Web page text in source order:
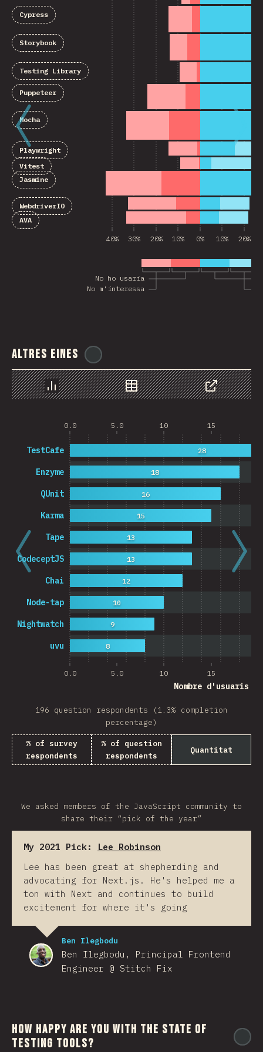
No m'interessa
No ho usaria
40% 30% 20% 10% 0% 10% 20%
Cypress
Storybook
Testing Library
Puppeteer
Mocha
Playwright
Vitest
Jasmine
WebdriverIO
AVA
Altres eines
Chart Data Share
0.0 5.0 10 15
0.0 5.0 10 15
Nombre d'usuaris
uvu
Nightwatch
Node-tap
Chai
CodeceptJS
Tape
Karma
QUnit
Enzyme
TestCafe
8
9
10
12
13
13
15
16
18
28
196 question respondents (1.3% completion
percentage)
% of survey
respondents
% of question
respondents
Quantitat
We asked members of the JavaScript community to
share their “pick of the year”
My 2021 Pick: Lee Robinson
Lee has been great at shepherding and
advocating for Next.js. He's helped me a
ton with Next and continues to build
excitement for where it's going
Ben Ilegbodu
Ben Ilegbodu, Principal Frontend
Engineer @ Stitch Fix
How happy are you with the state of
testing tools?